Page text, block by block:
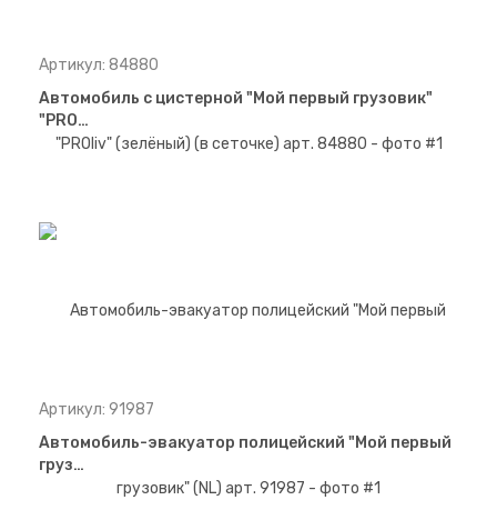
Артикул: 84880
Автомобиль с цистерной "Мой первый грузовик"
"PRO…
Артикул: 91987
Автомобиль-эвакуатор полицейский "Мой первый
груз…